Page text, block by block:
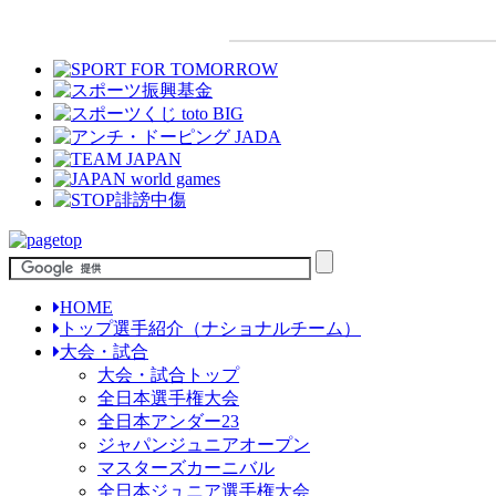
HOME
トップ選手紹介（ナショナルチーム）
大会・試合
大会・試合トップ
全日本選手権大会
全日本アンダー23
ジャパンジュニアオープン
マスターズカーニバル
全日本ジュニア選手権大会